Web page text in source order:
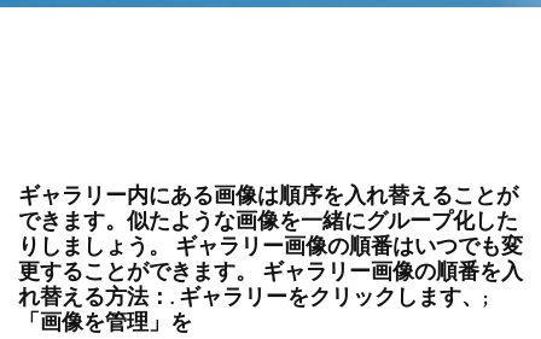
ギャラリー内にある画像は順序を入れ替えることが
できます。似たような画像を一緒にグループ化した
りしましょう。 ギャラリー画像の順番はいつでも変
更することができます。 ギャラリー画像の順番を入
れ替える方法：. ギャラリーをクリックします、;
「画像を管理」を